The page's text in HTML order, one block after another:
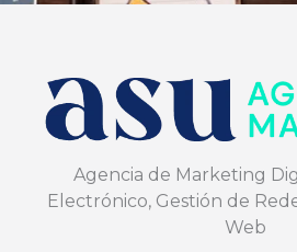
Agencia de Marketing
Electrónico, Gestión de
Web